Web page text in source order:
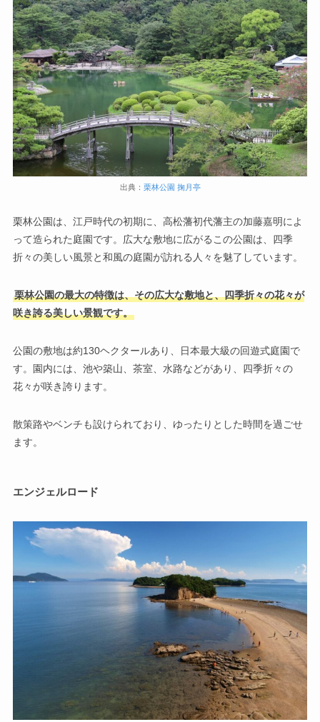
出典： 栗林公園 掬月亭
栗林公園は、江戸時代の初期に、高松藩初代藩主の加藤嘉明によ
って造られた庭園です。広大な敷地に広がるこの公園は、四季
折々の美しい風景と和風の庭園が訪れる人々を魅了しています。
栗林公園の最大の特徴は、その広大な敷地と、四季折々の花々が
咲き誇る美しい景観です。
公園の敷地は約130ヘクタールあり、日本最大級の回遊式庭園で
す。園内には、池や築山、茶室、水路などがあり、四季折々の
花々が咲き誇ります。
散策路やベンチも設けられており、ゆったりとした時間を過ごせ
ます。
エンジェルロード